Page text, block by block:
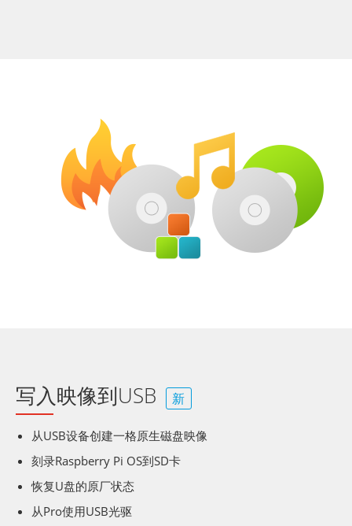
写入映像到USB 新
从USB设备创建一格原生磁盘映像
刻录Raspberry Pi OS到SD卡
恢复U盘的原厂状态
从Pro使用USB光驱